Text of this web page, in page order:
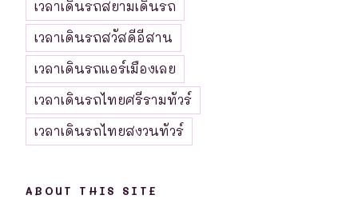
เวลาเดินรถสยามเดินรถ
เวลาเดินรถสวัสดีอีสาน
เวลาเดินรถแอร์เมืองเลย
เวลาเดินรถไทยศรีรามทัวร์
เวลาเดินรถไทยสงวนทัวร์
ABOUT THIS SITE